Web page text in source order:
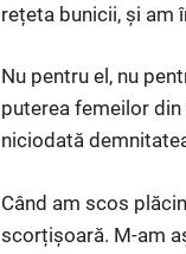
rețeta bunicii, și am
Nu pentru el, nu
puterea femeilor
niciodată
Când am scos
scorțișoară. M-am